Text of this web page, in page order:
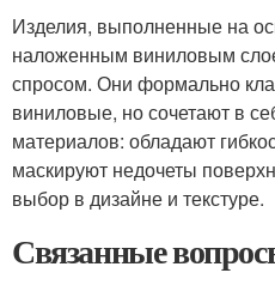
Изделия, выполненные на
наложенным виниловым
спросом. Они формально
виниловые, но сочетают в
материалов: обладают
маскируют недочеты
выбор в дизайне и текстуре.
Связанные